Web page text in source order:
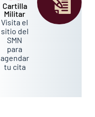
Cartilla
Militar
Visita el
sitio del
SMN
para
agendar
tu cita